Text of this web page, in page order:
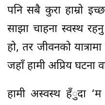
पनि सबै कुरा हाम्रो
साझा चाहना स्वस्थ
हो, तर जीवनको
जहाँ हामी अप्रिय घटना
हामी अस्वस्थ हँुदा